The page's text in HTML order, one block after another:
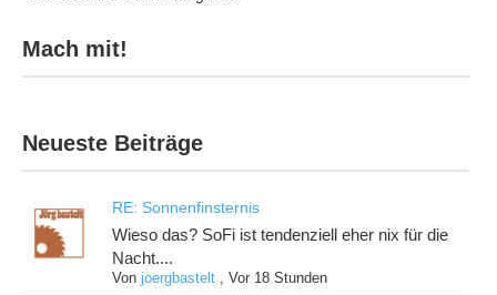
Mach mit!
Neueste Beiträge
RE: Sonnenfinsternis
Wieso das? SoFi ist tendenziell eher nix für die
Nacht....
Vonjoergbastelt ,Vor 18 Stunden